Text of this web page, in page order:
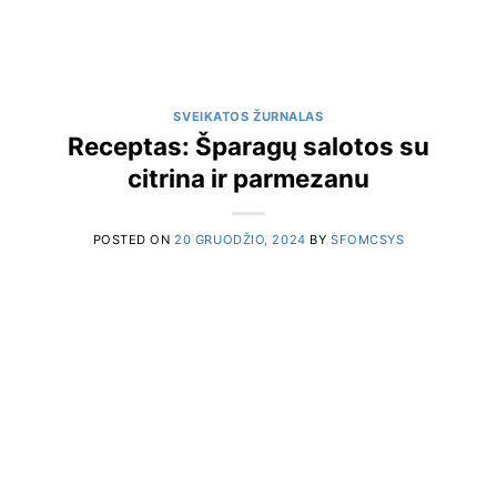
SVEIKATOS ŽURNALAS
Receptas: Šparagų salotos su
citrina ir parmezanu
POSTED ON 20 GRUODŽIO, 2024 BY SFOMCSYS